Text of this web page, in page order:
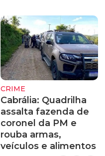
CRIME
Cabrália: Quadrilha
assalta fazenda de
coronel da PM e
rouba armas,
veículos e alimentos